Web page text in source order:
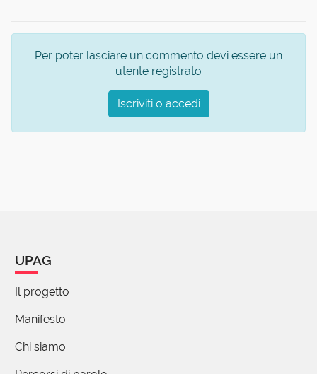
Per poter lasciare un commento devi essere un
utente registrato
Iscriviti o accedi
UPAG
Il progetto
Manifesto
Chi siamo